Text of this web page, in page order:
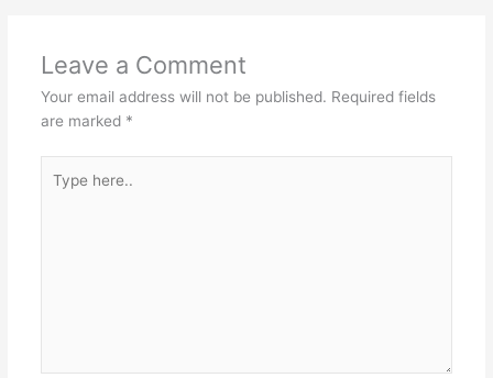
Leave a Comment
Your email address will not be published. Required fields
are marked *
here..